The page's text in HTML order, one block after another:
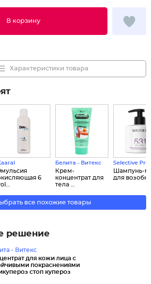
В корзину
Характеристики товара
6
Белита - Витекс
Крем-
концентрат для
тела ...
Selective
Шампунь-
для
все похожие товары
решение
- Витекс
для кожи лица с
покраснениями
стоп купероз